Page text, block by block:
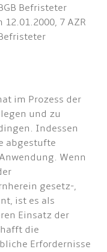
Befristeter
7 AZR
im Prozess der
und zu
Indessen
abgestufte
Wenn
gesetz-,
ist es als
Einsatz der
die
Erfordernisse